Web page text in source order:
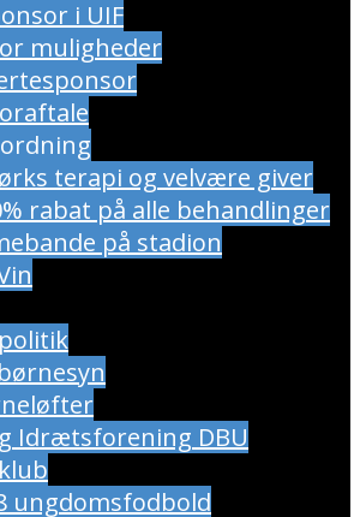
i UIF
muligheder
terapi og velvære giver
rabat på alle behandlinger
på stadion
Idrætsforening DBU
ungdomsfodbold